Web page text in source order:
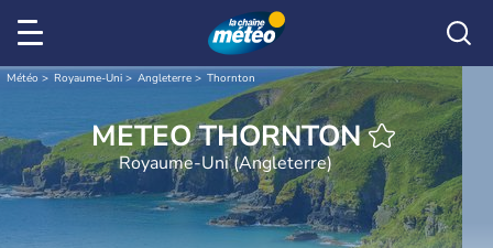
Météo Royaume-Uni Angleterre Thornton
METEO THORNTON
Royaume-Uni (Angleterre)